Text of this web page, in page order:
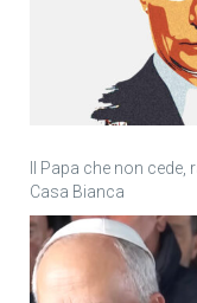
Il Papa che non
Casa Bianca